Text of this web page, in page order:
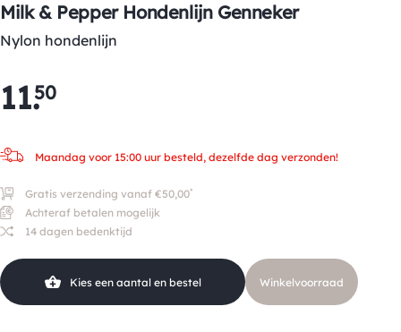
Milk & Pepper Hondenlijn Genneker
Nylon hondenlijn
11.50
Maandag voor 15:00 uur besteld, dezelfde dag verzonden!
Gratis verzending vanaf €50,00*
Achteraf betalen mogelijk
14 dagen bedenktijd
Kies een aantal en bestel Winkelvoorraad